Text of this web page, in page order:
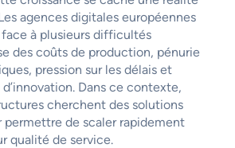
agences digitales européennes
à plusieurs difficultés
des coûts de production, pénurie
pression sur les délais et
Dans ce contexte,
cherchent des solutions
permettre de scaler rapidement
qualité de service.